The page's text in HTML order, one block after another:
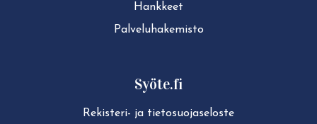
Hankkeet
Pal­ve­lu­ha­ke­mis­to
Syöte.fi
Rekisteri- ja tie­to­suo­ja­se­los­te